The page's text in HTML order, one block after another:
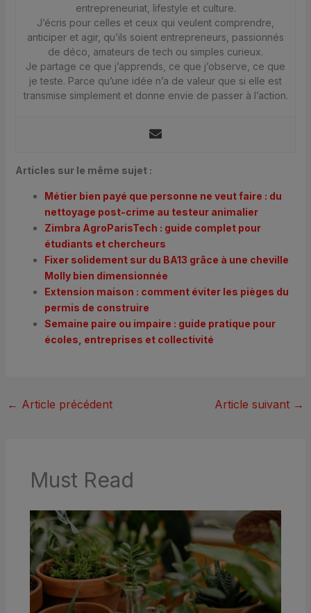
entrepreneuriat, lifestyle et culture.
J’écris pour celles et ceux qui veulent comprendre,
anticiper et agir, qu’ils soient entrepreneurs, passionnés
de déco, amateurs de tech ou simples curieux.
Je partage ce que j’apprends, ce que j’observe, ce que
je teste. Parce qu’une idée n’a de valeur que si elle est
transmise simplement et donne envie de passer à l’action.
Articles sur le même sujet :
Métier bien payé que personne ne veut faire : du
nettoyage post-crime au testeur animalier
Zimbra AgroParisTech : guide complet pour
étudiants et chercheurs
Fixer solidement sur du BA13 grâce à une cheville
Molly bien dimensionnée
Extension maison : comment éviter les pièges du
permis de construire
Semaine paire ou impaire : guide pratique pour
écoles, entreprises et collectivité
← Article précédent Article suivant →
Must Read